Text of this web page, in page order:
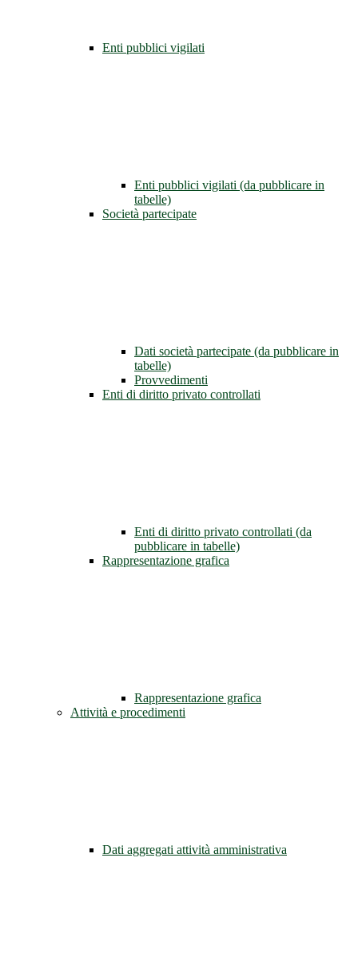
Enti pubblici vigilati
Enti pubblici vigilati (da pubblicare in
tabelle)
Società partecipate
Dati società partecipate (da pubblicare in
tabelle)
Provvedimenti
Enti di diritto privato controllati
Enti di diritto privato controllati (da
pubblicare in tabelle)
Rappresentazione grafica
Rappresentazione grafica
Attività e procedimenti
Dati aggregati attività amministrativa